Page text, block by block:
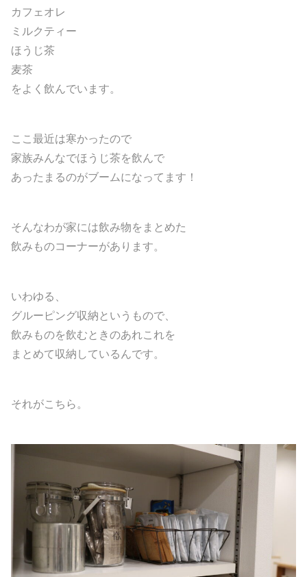
カフェオレ
ミルクティー
ほうじ茶
麦茶
をよく飲んでいます。
ここ最近は寒かったので
家族みんなでほうじ茶を飲んで
あったまるのがブームになってます！
そんなわが家には飲み物をまとめた
飲みものコーナーがあります。
いわゆる、
グルーピング収納というもので、
飲みものを飲むときのあれこれを
まとめて収納しているんです。
それがこちら。